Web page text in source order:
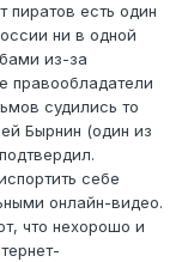
пиратов есть один
ни в одной
из-за
правообладатели
судились то
Бырнин (один из
себе
онлайн-видео.
что нехорошо и